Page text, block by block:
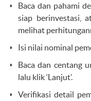
Baca dan pahami
siap berinvestasi,
melihat
Isi nilai nominal
Baca dan centang
lalu klik ‘Lanjut’.
Verifikasi detail